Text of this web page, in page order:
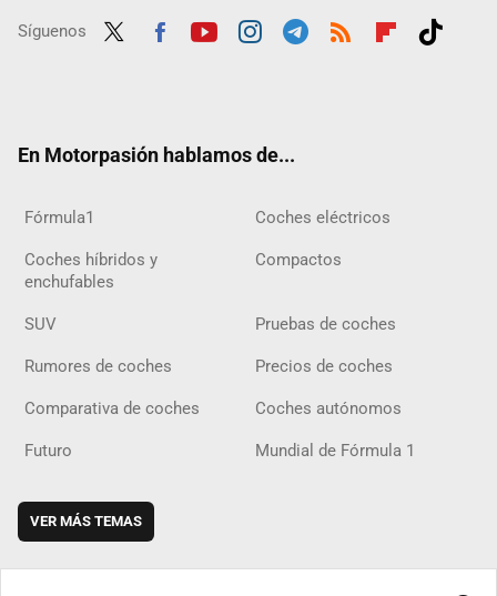
Síguenos
En Motorpasión hablamos de...
Fórmula1 Coches eléctricos
Coches híbridos y
enchufables
Compactos
SUV Pruebas de coches
Rumores de coches Precios de coches
Comparativa de coches Coches autónomos
Futuro Mundial de Fórmula 1
VER MÁS TEMAS